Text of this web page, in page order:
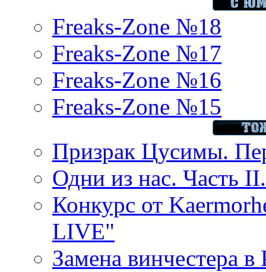
Freaks-Zone №18
Freaks-Zone №17
Freaks-Zone №16
Freaks-Zone №15
Призрак Цусимы.
Одни из нас. Часть
Конкурс от
LIVE"
Замена винчестера